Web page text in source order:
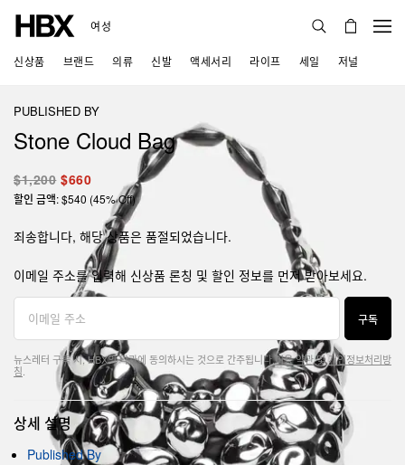
여성
신상품 브랜드 의류 신발 액세서리 라이프 세일 저널
PUBLISHED BY
Stone Cloud Bag
$1,200 $660
할인 금액: $540 (45% Off)
죄송합니다, 해당 상품은 품절되었습니다.
이메일 주소를 입력해 신상품 론칭 및 할인 정보를 먼저 받아보세요.
구독
뉴스레터 구독 시, HBX의 약관에 동의하시는 것으로 간주됩니다.이용 약관및개인정보처리방
침
상세 설명
Published By